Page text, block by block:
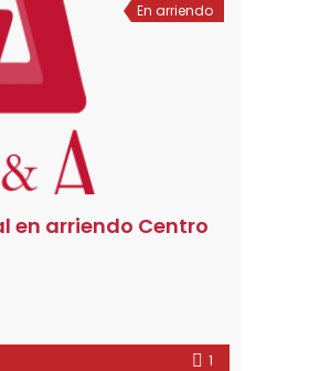
En arriendo
en arriendo Centro
1